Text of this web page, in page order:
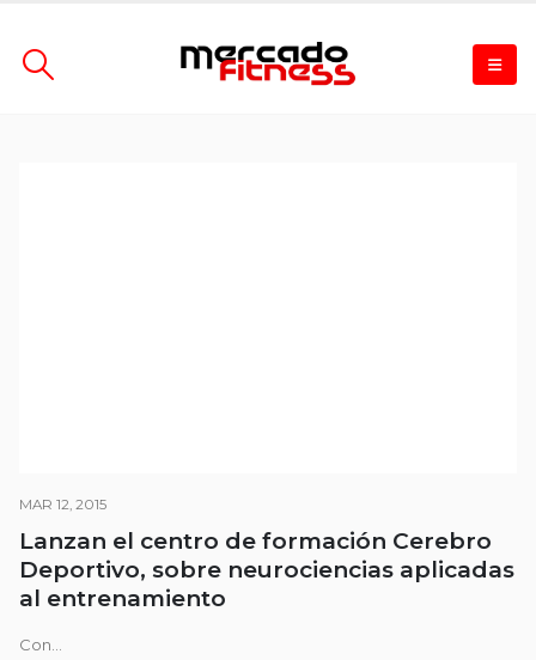
MAR 12, 2015
Lanzan el centro de formación Cerebro
Deportivo, sobre neurociencias aplicadas
al entrenamiento
Con...